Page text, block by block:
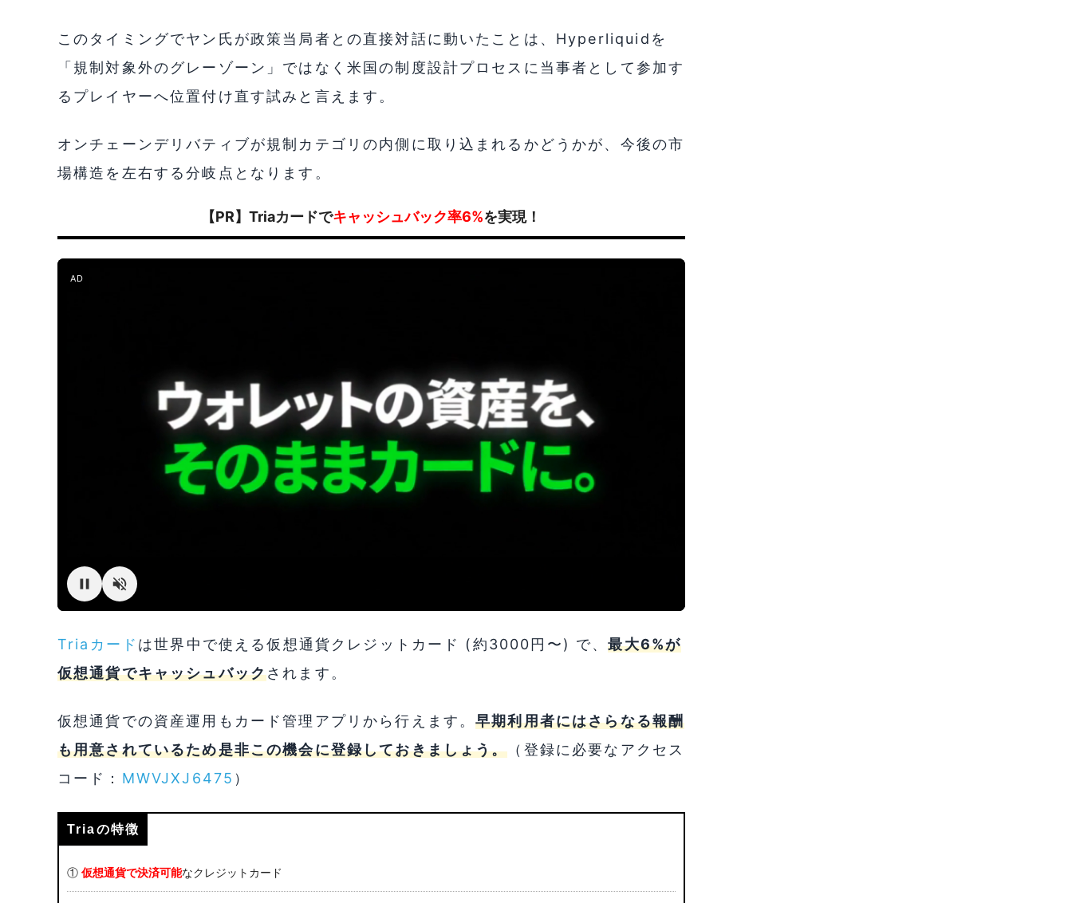
このタイミングでヤン氏が政策当局者との直接対話に動いたことは、Hyperliquidを
「規制対象外のグレーゾーン」ではなく米国の制度設計プロセスに当事者として参加す
るプレイヤーへ位置付け直す試みと言えます。
オンチェーンデリバティブが規制カテゴリの内側に取り込まれるかどうかが、今後の市
場構造を左右する分岐点となります。
【PR】Triaカードでキャッシュバック率6%を実現！
AD
Triaカード は世界中で使える仮想通貨クレジットカード (約3000円〜) で、最大6%が
仮想通貨でキャッシュバックされます。
仮想通貨での資産運用もカード管理アプリから行えます。早期利用者にはさらなる報酬
も用意されているため是非この機会に登録しておきましょう。 （登録に必要なアクセス
コード： MWVJXJ6475 ）
Triaの特徴
① 仮想通貨で決済可能なクレジットカード